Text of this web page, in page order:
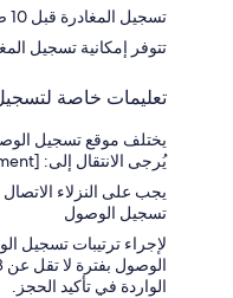
تسجيل المغادرة قبل 10 صباحاً
تتوفر إمكانية تسجيل
تعليمات خاصة
يختلف موقع تسجيل
يُرجى الانتقال إلى: [apartment]
يجب على النزلاء
تسجيل الوصول
لإجراء ترتيبات تسجيل
الواردة في تأكيد الحجز.